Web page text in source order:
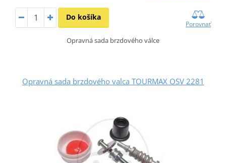
Do košíka
Porovnať
Opravná sada brzdového válce
Opravná sada brzdového valca TOURMAX OSV 2281